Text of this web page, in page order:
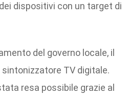
dispositivi con un target di
del governo locale, il
TV digitale.
resa possibile grazie al